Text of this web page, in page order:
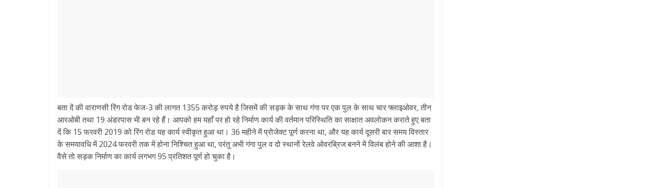
बता दें की वाराणसी रिंग रोड फेज-3 की लागत 1355 करोड़ रुपये है जिसमें की सड़क के साथ गंगा पर एक पुल के साथ चार फ्लाइओवर, तीन
आरओबी तथा 19 अंडरपास भी बन रहे हैं। आपको हम यहाँ पर हो रहे निर्माण कार्य की वर्तमान परिस्थिति का साक्षात अवलोकन कराते हुए बता
दें कि 15 फरवरी 2019 को रिंग रोड यह कार्य स्वीकृत हुआ था। 36 महीने में प्रोजेक्ट पूर्ण करना था, और यह कार्य दूसरी बार समय विस्तार
के समयावधि में 2024 फरवरी तक में होना निश्चित हुआ था, परंतु अभी गंगा पुल व दो स्थानों रेलवे ओवरब्रिज बनने में विलंब होने की आशा है।
वैसे तो सड़क निर्माण का कार्य लगभग 95 प्रतिशत पूर्ण हो चुका है।